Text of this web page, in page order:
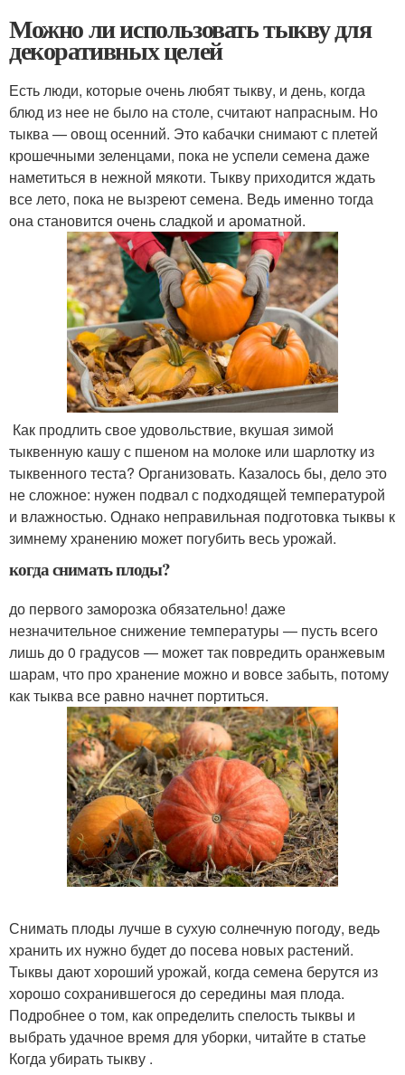
Можно ли использовать тыкву для
декоративных целей
Есть люди, которые очень любят тыкву, и день, когда
блюд из нее не было на столе, считают напрасным. Но
тыква — овощ осенний. Это кабачки снимают с плетей
крошечными зеленцами, пока не успели семена даже
наметиться в нежной мякоти. Тыкву приходится ждать
все лето, пока не вызреют семена. Ведь именно тогда
она становится очень сладкой и ароматной.
Как продлить свое удовольствие, вкушая зимой
тыквенную кашу с пшеном на молоке или шарлотку из
тыквенного теста? Организовать. Казалось бы, дело это
не сложное: нужен подвал с подходящей температурой
и влажностью. Однако неправильная подготовка тыквы к
зимнему хранению может погубить весь урожай.
когда снимать плоды?
до первого заморозка обязательно! даже
незначительное снижение температуры — пусть всего
лишь до 0 градусов — может так повредить оранжевым
шарам, что про хранение можно и вовсе забыть, потому
как тыква все равно начнет портиться.
Снимать плоды лучше в сухую солнечную погоду, ведь
хранить их нужно будет до посева новых растений.
Тыквы дают хороший урожай, когда семена берутся из
хорошо сохранившегося до середины мая плода.
Подробнее о том, как определить спелость тыквы и
выбрать удачное время для уборки, читайте в статье
Когда убирать тыкву .